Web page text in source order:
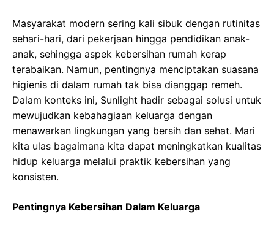
Masyarakat modern sering kali sibuk dengan rutinitas
sehari-hari, dari pekerjaan hingga pendidikan anak-
anak, sehingga aspek kebersihan rumah kerap
terabaikan. Namun, pentingnya menciptakan suasana
higienis di dalam rumah tak bisa dianggap remeh.
Dalam konteks ini, Sunlight hadir sebagai solusi untuk
mewujudkan kebahagiaan keluarga dengan
menawarkan lingkungan yang bersih dan sehat. Mari
kita ulas bagaimana kita dapat meningkatkan kualitas
hidup keluarga melalui praktik kebersihan yang
konsisten.
Pentingnya Kebersihan Dalam Keluarga